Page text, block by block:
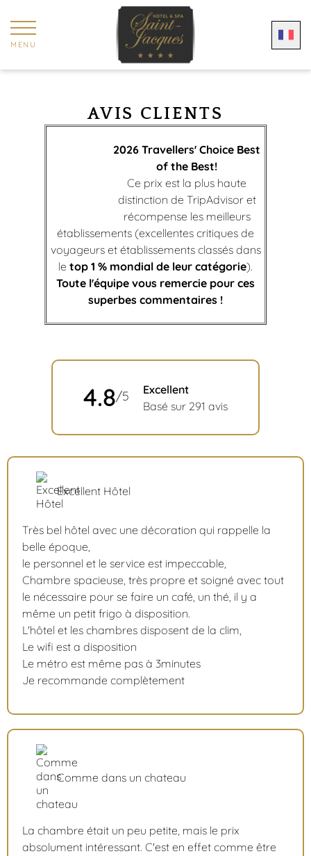
MENU
AVIS CLIENTS
2026 Travellers' Choice Best
of the Best!
Ce prix est la plus haute
distinction de TripAdvisor et
récompense les meilleurs
établissements (excellentes critiques de
voyageurs et établissements classés dans
le top 1 % mondial de leur catégorie).
Toute l'équipe vous remercie pour ces
superbes commentaires !
4.8/5
Excellent
Basé sur 291 avis
Excellent Hôtel
Très bel hôtel avec une décoration qui rappelle la
belle époque,
le personnel et le service est impeccable,
Chambre spacieuse, très propre et soigné avec tout
le nécessaire pour se faire un café, un thé, il y a
même un petit frigo à disposition.
L'hôtel et les chambres disposent de la clim,
Le wifi est a disposition
Le métro est même pas à 3minutes
Je recommande complètement
Comme dans un chateau
La chambre était un peu petite, mais le prix
absolument intéressant. C'est en effet comme être
Panneau de gestion des cookies